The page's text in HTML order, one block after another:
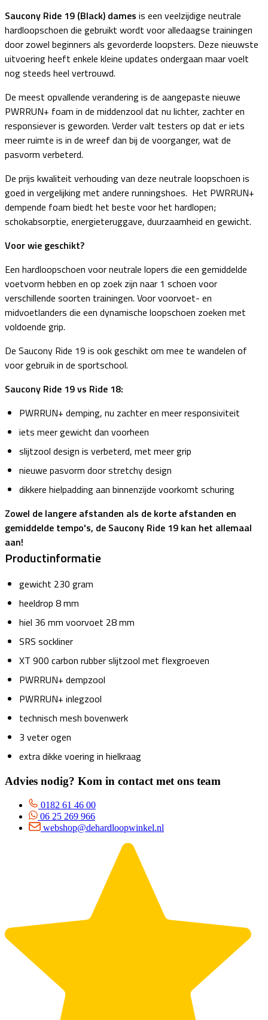
Saucony Ride 19 (Black) dames is een veelzijdige neutrale
hardloopschoen die gebruikt wordt voor alledaagse trainingen
door zowel beginners als gevorderde loopsters. Deze nieuwste
uitvoering heeft enkele kleine updates ondergaan maar voelt
nog steeds heel vertrouwd.
De meest opvallende verandering is de aangepaste nieuwe
PWRRUN+ foam in de middenzool dat nu lichter, zachter en
responsiever is geworden. Verder valt testers op dat er iets
meer ruimte is in de wreef dan bij de voorganger, wat de
pasvorm verbeterd.
De prijs kwaliteit verhouding van deze neutrale loopschoen is
goed in vergelijking met andere runningshoes. Het PWRRUN+
dempende foam biedt het beste voor het hardlopen;
schokabsorptie, energieteruggave, duurzaamheid en gewicht.
Voor wie geschikt?
Een hardloopschoen voor neutrale lopers die een gemiddelde
voetvorm hebben en op zoek zijn naar 1 schoen voor
verschillende soorten trainingen. Voor voorvoet- en
midvoetlanders die een dynamische loopschoen zoeken met
voldoende grip.
De Saucony Ride 19 is ook geschikt om mee te wandelen of
voor gebruik in de sportschool.
Saucony Ride 19 vs Ride 18:
PWRRUN+ demping, nu zachter en meer responsiviteit
iets meer gewicht dan voorheen
slijtzool design is verbeterd, met meer grip
nieuwe pasvorm door stretchy design
dikkere hielpadding aan binnenzijde voorkomt schuring
Zowel de langere afstanden als de korte afstanden en
gemiddelde tempo's, de Saucony Ride 19 kan het allemaal
aan!
Productinformatie
gewicht 230 gram
heeldrop 8 mm
hiel 36 mm voorvoet 28 mm
SRS sockliner
XT 900 carbon rubber slijtzool met flexgroeven
PWRRUN+ dempzool
PWRRUN+ inlegzool
technisch mesh bovenwerk
3 veter ogen
extra dikke voering in hielkraag
Advies nodig? Kom in contact met ons team
0182 61 46 00
06 25 269 966
webshop@dehardloopwinkel.nl